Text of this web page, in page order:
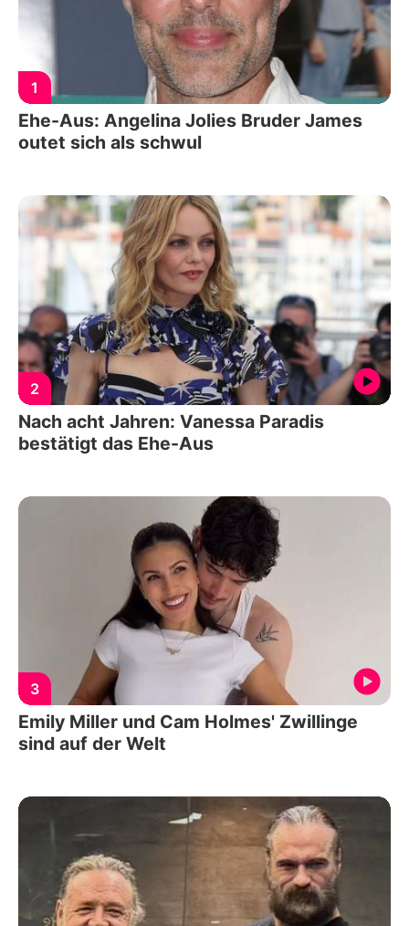
1
Ehe-Aus: Angelina Jolies Bruder James
outet sich als schwul
2
Nach acht Jahren: Vanessa Paradis
bestätigt das Ehe-Aus
3
Emily Miller und Cam Holmes' Zwillinge
sind auf der Welt